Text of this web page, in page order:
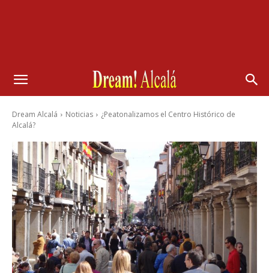
Dream Alcalá Noticias
¿Peatonalizamos el Centro Histórico de
Alcalá?